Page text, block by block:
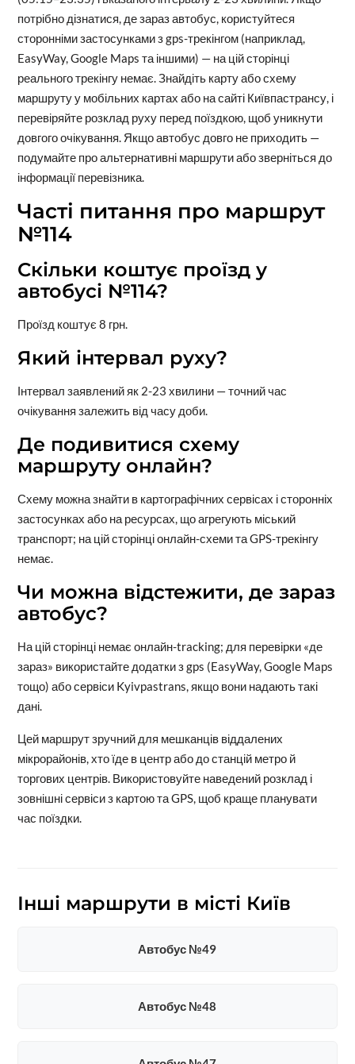
потрібно дізнатися, де зараз автобус, користуйтеся
сторонніми застосунками з gps-трекінгом (наприклад,
EasyWay, Google Maps та іншими) — на цій сторінці
реального трекінгу немає. Знайдіть карту або схему
маршруту у мобільних картах або на сайті Київпастрансу, і
перевіряйте розклад руху перед поїздкою, щоб уникнути
довгого очікування. Якщо автобус довго не приходить —
подумайте про альтернативні маршрути або зверніться до
інформації перевізника.
Часті питання про маршрут
№114
Скільки коштує проїзд у
автобусі №114?
Проїзд коштує 8 грн.
Який інтервал руху?
Інтервал заявлений як 2-23 хвилини — точний час
очікування залежить від часу доби.
Де подивитися схему
маршруту онлайн?
Схему можна знайти в картографічних сервісах і сторонніх
застосунках або на ресурсах, що агрегують міський
транспорт; на цій сторінці онлайн-схеми та GPS-трекінгу
немає.
Чи можна відстежити, де зараз
автобус?
На цій сторінці немає онлайн-tracking; для перевірки «де
зараз» використайте додатки з gps (EasyWay, Google Maps
тощо) або сервіси Kyivpastrans, якщо вони надають такі
дані.
Цей маршрут зручний для мешканців віддалених
мікрорайонів, хто їде в центр або до станцій метро й
торгових центрів. Використовуйте наведений розклад і
зовнішні сервіси з картою та GPS, щоб краще планувати
час поїздки.
Інші маршрути в місті Київ
Автобус №49
Автобус №48